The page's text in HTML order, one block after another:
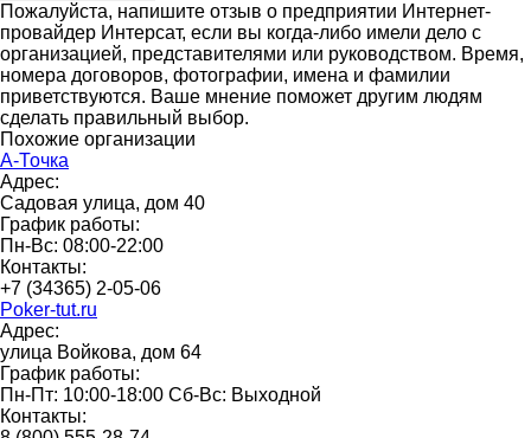
Пожалуйста, напишите отзыв о предприятии Интернет-
провайдер Интерсат, если вы когда-либо имели дело с
организацией, представителями или руководством. Время,
номера договоров, фотографии, имена и фамилии
приветствуются. Ваше мнение поможет другим людям
сделать правильный выбор.
Похожие организации
А-Точка
Адрес:
Садовая улица, дом 40
График работы:
Пн-Вс: 08:00-22:00
Контакты:
+7 (34365) 2-05-06
Poker-tut.ru
Адрес:
улица Войкова, дом 64
График работы:
Пн-Пт: 10:00-18:00 Сб-Вс: Выходной
Контакты: